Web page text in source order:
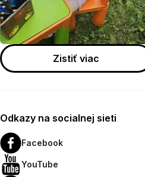
Zistiť viac
Odkazy na socialnej sieti
Facebook
YouTube